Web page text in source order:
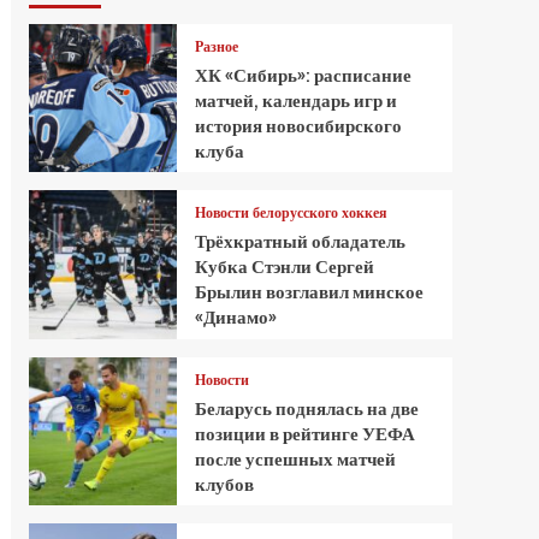
Разное
ХК «Сибирь»: расписание
матчей, календарь игр и
история новосибирского
клуба
Новости белорусского хоккея
Трёхкратный обладатель
Кубка Стэнли Сергей
Брылин возглавил минское
«Динамо»
Новости
Беларусь поднялась на две
позиции в рейтинге УЕФА
после успешных матчей
клубов